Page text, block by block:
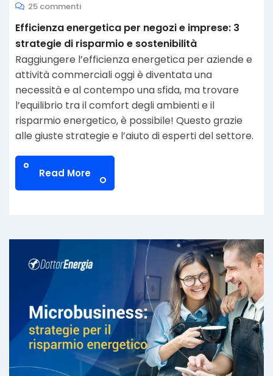
25 commenti
Efficienza energetica per negozi e imprese: 3
strategie di risparmio e sostenibilità
Raggiungere l’efficienza energetica per aziende e
attività commerciali oggi è diventata una
necessità e al contempo una sfida, ma trovare
l’equilibrio tra il comfort degli ambienti e il
risparmio energetico, è possibile! Questo grazie
alle giuste strategie e l’aiuto di esperti del settore.
Read More